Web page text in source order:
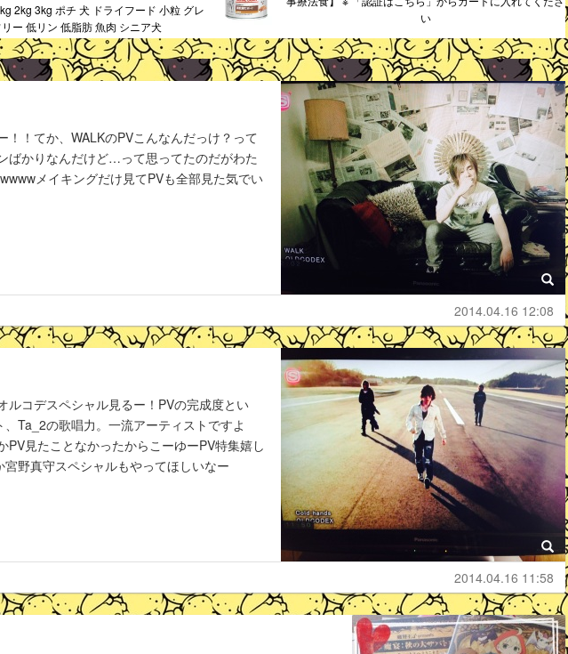
2kg 3kg ポチ 犬 ドライフード 小粒 グレ
ー 低リン 低脂肪 魚肉 シニア犬
い
！！てか、WALKのPVこんなんだっけ？って
ばかりなんだけど…って思ってたのだがわた
メイキングだけ見てPVも全部見た気でい
2014.04.16 12:08
ルコデスペシャル見るー！PVの完成度とい
Ta_2の歌唱力。一流アーティストですよ
PV見たことなかったからこーゆーPV特集嬉し
野真守スペシャルもやってほしいなー
2014.04.16 11:58